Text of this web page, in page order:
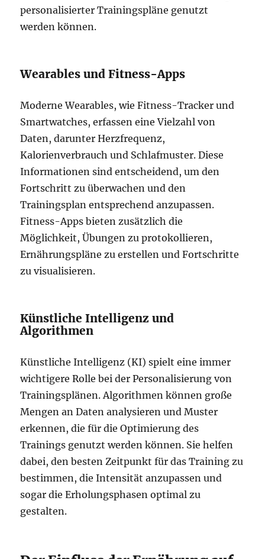
personalisierter Trainingspläne genutzt
werden können.
Wearables und Fitness-Apps
Moderne Wearables, wie Fitness-Tracker und
Smartwatches, erfassen eine Vielzahl von
Daten, darunter Herzfrequenz,
Kalorienverbrauch und Schlafmuster. Diese
Informationen sind entscheidend, um den
Fortschritt zu überwachen und den
Trainingsplan entsprechend anzupassen.
Fitness-Apps bieten zusätzlich die
Möglichkeit, Übungen zu protokollieren,
Ernährungspläne zu erstellen und Fortschritte
zu visualisieren.
Künstliche Intelligenz und
Algorithmen
Künstliche Intelligenz (KI) spielt eine immer
wichtigere Rolle bei der Personalisierung von
Trainingsplänen. Algorithmen können große
Mengen an Daten analysieren und Muster
erkennen, die für die Optimierung des
Trainings genutzt werden können. Sie helfen
dabei, den besten Zeitpunkt für das Training zu
bestimmen, die Intensität anzupassen und
sogar die Erholungsphasen optimal zu
gestalten.